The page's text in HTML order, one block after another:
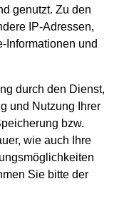
genutzt. Zu den
IP-Adressen,
Informationen und
durch den Dienst,
und Nutzung Ihrer
bzw.
wie auch Ihre
Sie bitte der